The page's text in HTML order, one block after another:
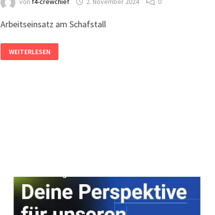
Arbeitseinsatz am Schafstall
RBEITSEINSATZ
WEITERLESEN